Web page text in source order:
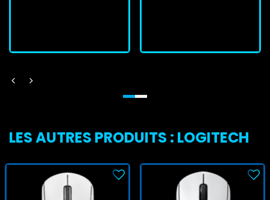
LES AUTRES PRODUITS : LOGITECH